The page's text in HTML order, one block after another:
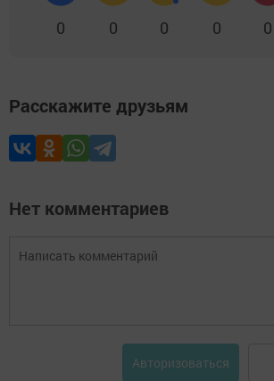
0 0 0 0 0
Расскажите друзьям
Нет комментариев
Авторизоваться